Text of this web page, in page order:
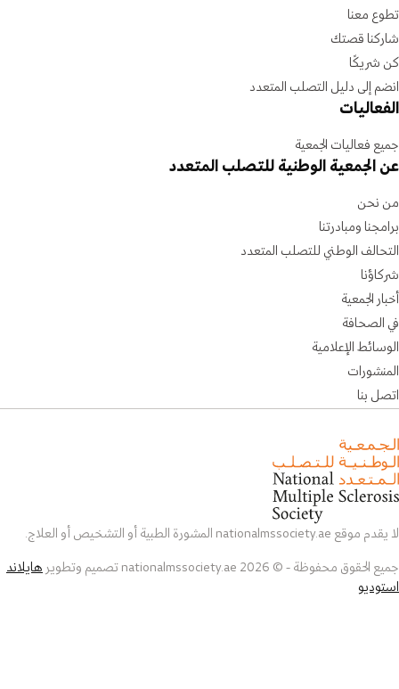
تطوع معنا
شاركنا قصتك
كن شريكًا
انضم إلى دليل التصلب المتعدد
الفعاليات
جميع فعاليات الجمعية
عن الجمعية الوطنية للتصلب المتعدد
من نحن
برامجنا ومبادرتنا
التحالف الوطني للتصلب المتعدد
شركاؤنا
أخبار الجمعية
في الصحافة
الوسائط الإعلامية
المنشورات
اتصل بنا
لا يقدم موقع nationalmssociety.ae المشورة الطبية أو التشخيص أو العلاج.
جميع الحقوق محفوظة - © 2026 nationalmssociety.ae تصميم وتطوير
هايلاند
استوديو